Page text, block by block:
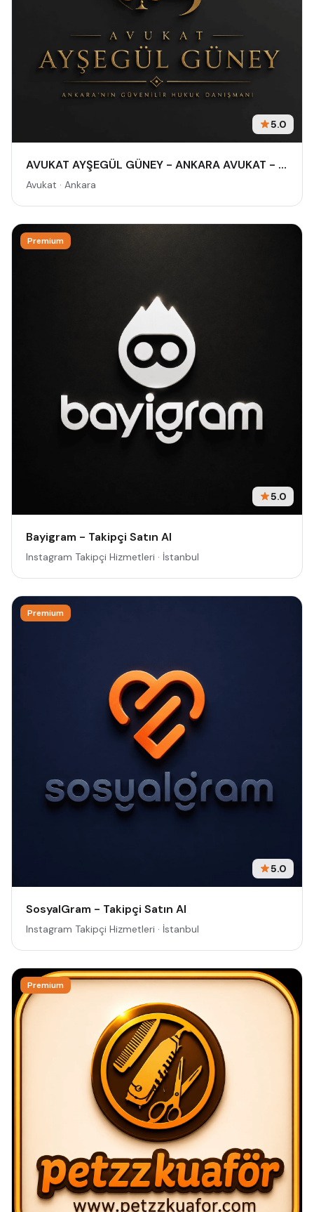
5.0
AVUKAT AYŞEGÜL GÜNEY - ANKARA AVUKAT - CEZA AVUKATI - BOŞANMA AVUKATI - TAZMİNAT AVUKATI
Avukat · Ankara
Premium
5.0
Bayigram - Takipçi Satın Al
Instagram Takipçi Hizmetleri · İstanbul
Premium
5.0
SosyalGram - Takipçi Satın Al
Instagram Takipçi Hizmetleri · İstanbul
Premium